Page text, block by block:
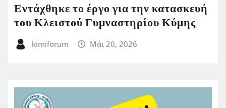
Εντάχθηκε το έργο για την κατασκευή
του Κλειστού Γυμναστηρίου Κύμης
kimiforum Μάι 20, 2026